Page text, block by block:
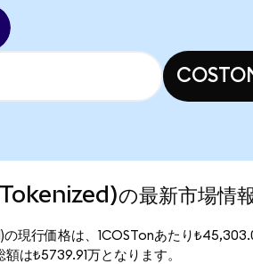
の最新市場情
現行価格は、1COSTonあたり
は₺5739.91万となります。